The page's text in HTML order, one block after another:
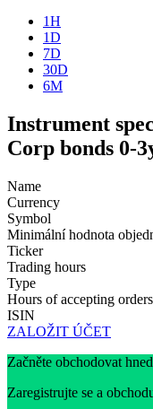
1H
1D
7D
30D
6M
Instrument
Corp bonds 0-
Name
Currency
Symbol
Minimální hodnota
Ticker
Trading hours
Type
Hours of accepting orders
ISIN
ZALOŽIT ÚČET
Začněte obchodovat
Zaregistrujte se a